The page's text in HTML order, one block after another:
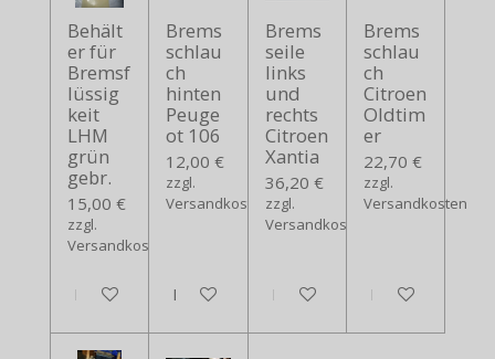
Behält
er für
Bremsf
lüssig
keit
LHM
grün
gebr.
15,00 €
zzgl.
Versandkosten
In den Warenkorb
Brems
schlau
ch
hinten
Peuge
ot 106
12,00 €
zzgl.
Versandkosten
In den Warenkorb
Brems
seile
links
und
rechts
Citroen
Xantia
36,20 €
zzgl.
Versandkosten
In den Warenkorb
Brems
schlau
ch
Citroen
Oldtim
er
22,70 €
zzgl.
Versandkosten
In den